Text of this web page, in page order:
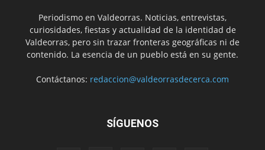
Periodismo en Valdeorras. Noticias, entrevistas,
curiosidades, fiestas y actualidad de la identidad de
Valdeorras, pero sin trazar fronteras geográficas ni de
contenido. La esencia de un pueblo está en su gente.
Contáctanos: redaccion@valdeorrasdecerca.com
SÍGUENOS